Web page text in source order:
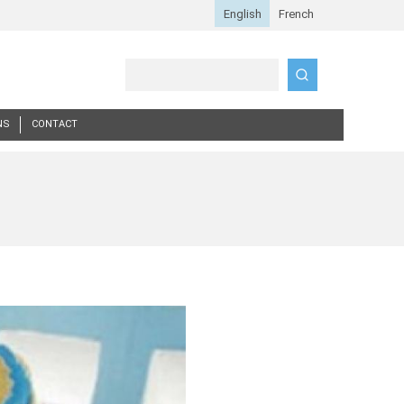
CONTACT